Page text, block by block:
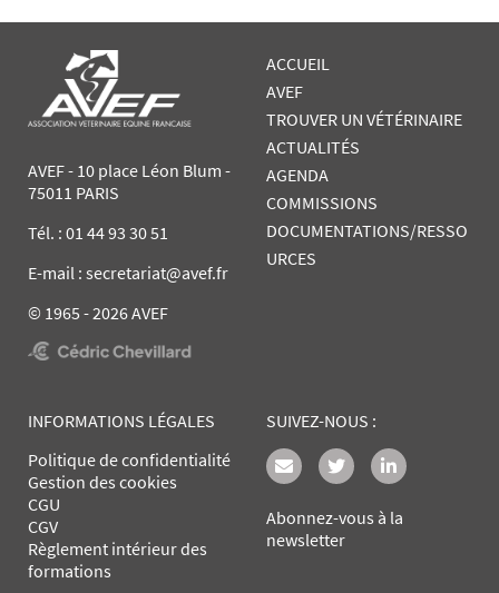
AVEF - 10 place Léon Blum -
75011 PARIS
Tél. : 01 44 93 30 51
E-mail : secretariat@avef.fr
© 1965 - 2026 AVEF
ACCUEIL
AVEF
TROUVER UN VÉTÉRINAIRE
ACTUALITÉS
AGENDA
COMMISSIONS
DOCUMENTATIONS/RESSO
URCES
INFORMATIONS LÉGALES
Politique de confidentialité
Gestion des cookies
CGU
CGV
Règlement intérieur des
formations
SUIVEZ-NOUS :
Abonnez-vous à la
newsletter